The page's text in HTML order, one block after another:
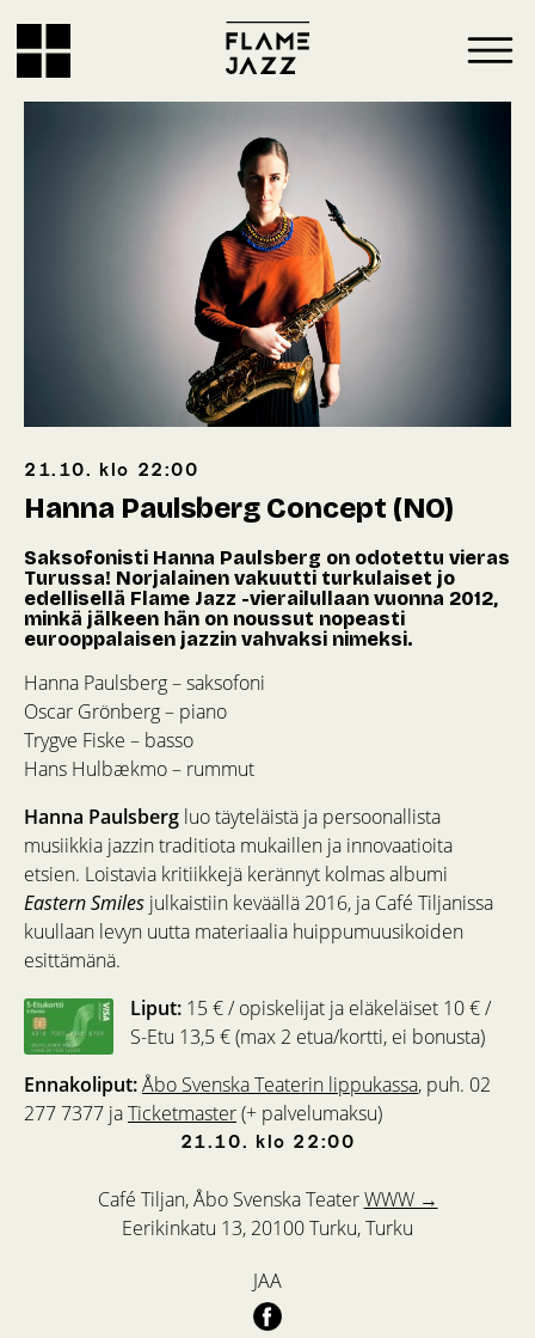
21.10. klo 22:00
Café Tiljan, Åbo Svenska TeaterWWW →
Eerikinkatu 13, 20100 Turku, Turku
JAA
21.10. klo 22:00
Hanna Paulsberg Concept (NO)
Saksofonisti Hanna Paulsberg on odotettu vieras
Turussa! Norjalainen vakuutti turkulaiset jo
edellisellä Flame Jazz -vierailullaan vuonna 2012,
minkä jälkeen hän on noussut nopeasti
eurooppalaisen jazzin vahvaksi nimeksi.
Hanna Paulsberg – saksofoni
Oscar Grönberg – piano
Trygve Fiske – basso
Hans Hulbækmo – rummut
Hanna Paulsberg luo täyteläistä ja persoonallista
musiikkia jazzin traditiota mukaillen ja innovaatioita
etsien. Loistavia kritiikkejä kerännyt kolmas albumi
Eastern Smiles julkaistiin keväällä 2016, ja Café Tiljanissa
kuullaan levyn uutta materiaalia huippumuusikoiden
esittämänä.
Liput: 15 € / opiskelijat ja eläkeläiset 10 € /
S-Etu 13,5 € (max 2 etua/kortti, ei bonusta)
Ennakoliput:Åbo Svenska Teaterin lippukassa, puh. 02
277 7377 jaTicketmaster(+ palvelumaksu)